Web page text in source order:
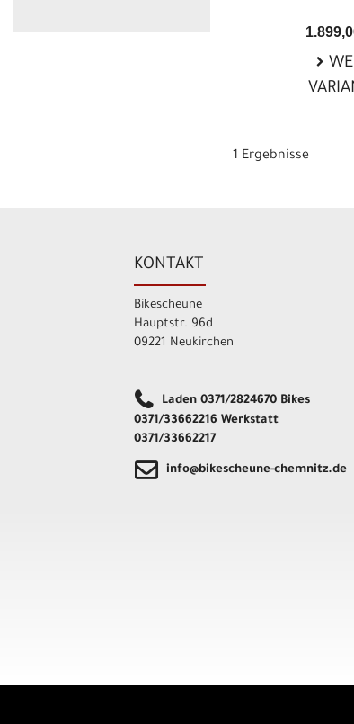
1 Ergebnisse
KONTAKT
Bikescheune
Hauptstr. 96d
09221 Neukirchen
Laden 0371/2824670 Bikes
0371/33662216 Werkstatt
0371/33662217
info@bikescheune-chemnitz.de